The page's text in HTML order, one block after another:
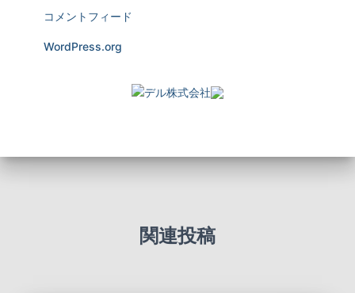
コメントフィード
WordPress.org
関連投稿